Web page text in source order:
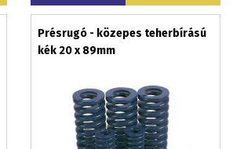
Présrugó - közepes teherbírású
kék 20 x 89mm